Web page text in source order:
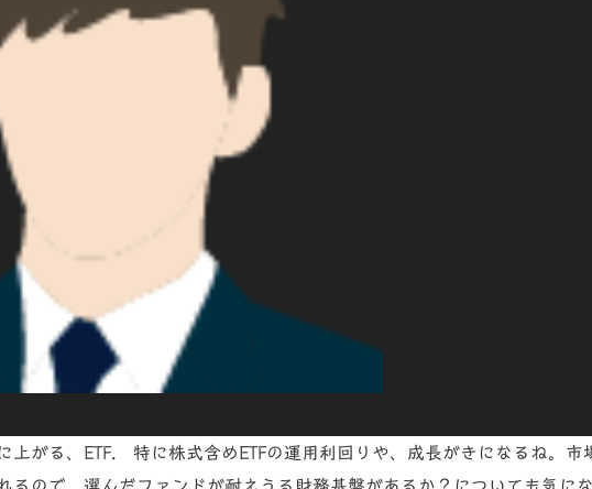
上がる、ETF. 特に株式含めETFの運用利回りや、成長がきになるね。市